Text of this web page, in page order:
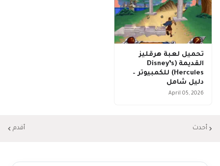
تحميل لعبة هرقليز
القديمة (Disney’s
Hercules) للكمبيوتر –
دليل شامل
April 05, 2026
أحدث أقدم